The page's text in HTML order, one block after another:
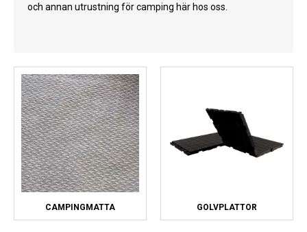
Elartiklar
Väderstationer
Reservdelar
Erbjudanden
Restförsäljning
och annan utrustning för camping här hos oss.
CAMPINGMATTA GOLVPLATTOR